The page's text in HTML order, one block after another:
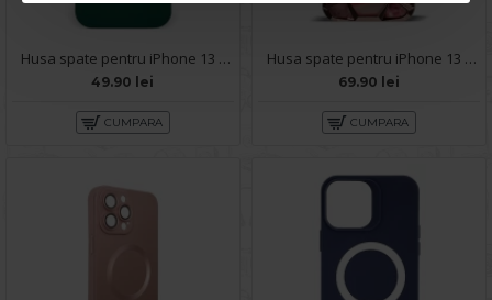
Husa spate pentru iPhone 13 Pro Max - Circle Case Verde Crud & Rosu
49.90 lei
CUMPARA
Husa spate pentru iPhone 13 Pro Max - Yoop Case Roz
69.90 lei
CUMPARA